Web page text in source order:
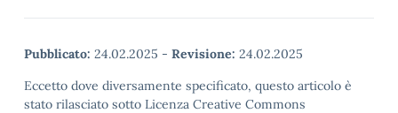
Pubblicato: 24.02.2025 - Revisione: 24.02.2025
Eccetto dove diversamente specificato, questo articolo è
stato rilasciato sotto Licenza Creative Commons